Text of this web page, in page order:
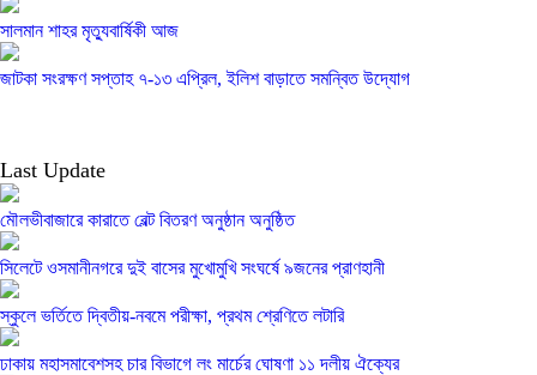
সালমান শাহর মৃত্যুবার্ষিকী আজ
জাটকা সংরক্ষণ সপ্তাহ ৭-১৩ এপ্রিল, ইলিশ বাড়াতে সমন্বিত উদ্যোগ
Last Update
মৌলভীবাজারে কারাতে বেল্ট বিতরণ অনুষ্ঠান অনুষ্ঠিত
সিলেটে ওসমানীনগরে দুই বাসের মুখোমুখি সংঘর্ষে ৯জনের প্রাণহানী
স্কুলে ভর্তিতে দ্বিতীয়-নবমে পরীক্ষা, প্রথম শ্রেণিতে লটারি
ঢাকায় মহাসমাবেশসহ চার বিভাগে লং মার্চের ঘোষণা ১১ দলীয় ঐক্যের